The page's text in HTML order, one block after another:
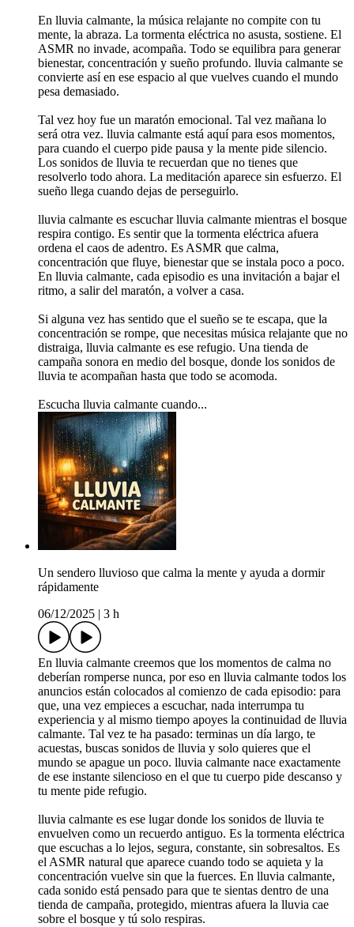
En lluvia calmante, la música relajante no compite con tu
mente, la abraza. La tormenta eléctrica no asusta, sostiene. El
ASMR no invade, acompaña. Todo se equilibra para generar
bienestar, concentración y sueño profundo. lluvia calmante se
convierte así en ese espacio al que vuelves cuando el mundo
pesa demasiado.
Tal vez hoy fue un maratón emocional. Tal vez mañana lo
será otra vez. lluvia calmante está aquí para esos momentos,
para cuando el cuerpo pide pausa y la mente pide silencio.
Los sonidos de lluvia te recuerdan que no tienes que
resolverlo todo ahora. La meditación aparece sin esfuerzo. El
sueño llega cuando dejas de perseguirlo.
lluvia calmante es escuchar lluvia calmante mientras el bosque
respira contigo. Es sentir que la tormenta eléctrica afuera
ordena el caos de adentro. Es ASMR que calma,
concentración que fluye, bienestar que se instala poco a poco.
En lluvia calmante, cada episodio es una invitación a bajar el
ritmo, a salir del maratón, a volver a casa.
Si alguna vez has sentido que el sueño se te escapa, que la
concentración se rompe, que necesitas música relajante que no
distraiga, lluvia calmante es ese refugio. Una tienda de
campaña sonora en medio del bosque, donde los sonidos de
lluvia te acompañan hasta que todo se acomoda.
Escucha lluvia calmante cuando...
Un sendero lluvioso que calma la mente y ayuda a dormir
rápidamente
06/12/2025
3 h
En lluvia calmante creemos que los momentos de calma no
deberían romperse nunca, por eso en lluvia calmante todos los
anuncios están colocados al comienzo de cada episodio: para
que, una vez empieces a escuchar, nada interrumpa tu
experiencia y al mismo tiempo apoyes la continuidad de lluvia
calmante. Tal vez te ha pasado: terminas un día largo, te
acuestas, buscas sonidos de lluvia y solo quieres que el
mundo se apague un poco. lluvia calmante nace exactamente
de ese instante silencioso en el que tu cuerpo pide descanso y
tu mente pide refugio.
lluvia calmante es ese lugar donde los sonidos de lluvia te
envuelven como un recuerdo antiguo. Es la tormenta eléctrica
que escuchas a lo lejos, segura, constante, sin sobresaltos. Es
el ASMR natural que aparece cuando todo se aquieta y la
concentración vuelve sin que la fuerces. En lluvia calmante,
cada sonido está pensado para que te sientas dentro de una
tienda de campaña, protegido, mientras afuera la lluvia cae
sobre el bosque y tú solo respiras.